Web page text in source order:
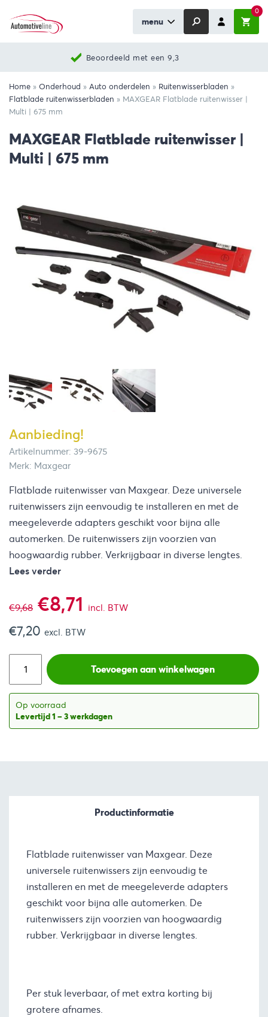
menu
0
Beoordeeld met een 9,3
Home » Onderhoud » Auto onderdelen » Ruitenwisserbladen »
Flatblade ruitenwisserbladen » MAXGEAR Flatblade ruitenwisser |
Multi | 675 mm
MAXGEAR Flatblade ruitenwisser |
Multi | 675 mm
Aanbieding!
Artikelnummer: 39-9675
Merk: Maxgear
Flatblade ruitenwisser van Maxgear. Deze universele
ruitenwissers zijn eenvoudig te installeren en met de
meegeleverde adapters geschikt voor bijna alle
automerken. De ruitenwissers zijn voorzien van
hoogwaardig rubber. Verkrijgbaar in diverse lengtes.
Lees verder
€9,68 Oorspronkelijke
prijs
was:
€9,68.
€8,71 Huidige
prijs
is:
incl. BTW
€7,20 excl. BTW
Toevoegen aan winkelwagen
Op voorraad
Levertijd 1 – 3 werkdagen
Productinformatie
Flatblade ruitenwisser van Maxgear. Deze
universele ruitenwissers zijn eenvoudig te
installeren en met de meegeleverde adapters
geschikt voor bijna alle automerken. De
ruitenwissers zijn voorzien van hoogwaardig
rubber. Verkrijgbaar in diverse lengtes.
Per stuk leverbaar, of met extra korting bij
grotere afnames.